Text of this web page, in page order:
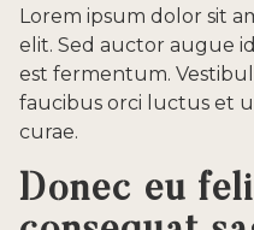
Lorem ipsum dolor sit
elit. Sed auctor augue
est fermentum.
faucibus orci luctus et
curae.
Donec eu